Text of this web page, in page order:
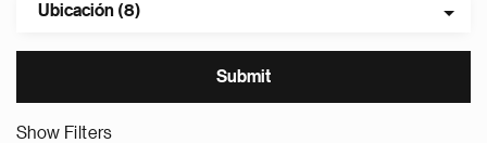
Ubicación (8)
Show Filters